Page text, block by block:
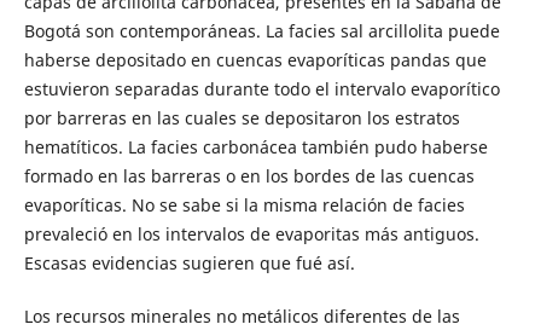
Bogotá son contemporáneas. La facies sal arcillolita puede
haberse depositado en cuencas evaporíticas pandas que
estuvieron separadas durante todo el intervalo evaporítico
por barreras en las cuales se depositaron los estratos
hematíticos. La facies carbonácea también pudo haberse
formado en las barreras o en los bordes de las cuencas
evaporíticas. No se sabe si la misma relación de facies
prevaleció en los intervalos de evaporitas más antiguos.
Escasas evidencias sugieren que fué así.
Los recursos minerales no metálicos diferentes de las